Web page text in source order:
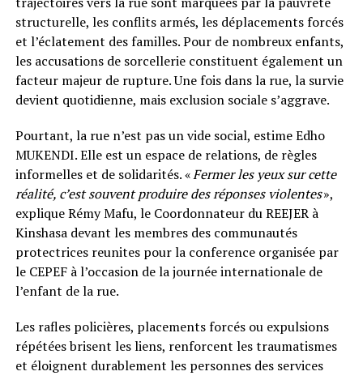
structurelle, les conflits armés, les déplacements forcés
et l’éclatement des familles. Pour de nombreux enfants,
les accusations de sorcellerie constituent également un
facteur majeur de rupture. Une fois dans la rue, la survie
devient quotidienne, mais exclusion sociale s’aggrave.
Pourtant, la rue n’est pas un vide social, estime Edho
MUKENDI. Elle est un espace de relations, de règles
informelles et de solidarités. «Fermer les yeux sur cette
réalité, c’est souvent produire des réponses violentes»,
explique Rémy Mafu, le Coordonnateur du REEJER à
Kinshasa devant les membres des communautés
protectrices reunites pour la conference organisée par
le CEPEF à l’occasion de la journée internationale de
l’enfant de la rue.
Les rafles policières, placements forcés ou expulsions
répétées brisent les liens, renforcent les traumatismes
et éloignent durablement les personnes des services